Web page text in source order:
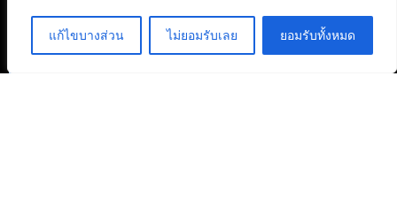
แก้ไขบางส่วน ไม่ยอมรับเลย ยอมรับทั้งหมด